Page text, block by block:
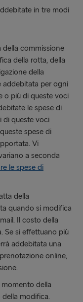
in tre modi
della commissione
della rotta, della
della
addebitata per ogni
o più di queste voci
le spese di
di queste voci
spese di
Vi
a seconda
le spese di
della
quando si modifica
Il costo della
Se si effettuano più
addebitata una
online,
della
modifica.